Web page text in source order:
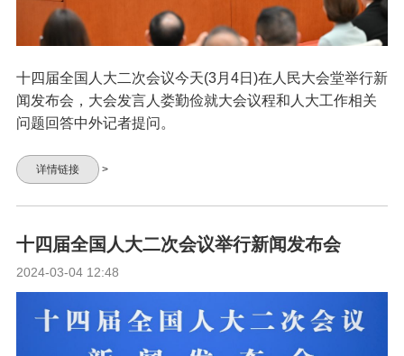
十四届全国人大二次会议今天(3月4日)在人民大会堂举行新
闻发布会，大会发言人娄勤俭就大会议程和人大工作相关
问题回答中外记者提问。
详情链接 >
十四届全国人大二次会议举行新闻发布会
2024-03-04 12:48